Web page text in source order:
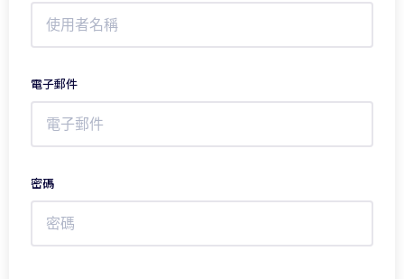
電子郵件
密碼